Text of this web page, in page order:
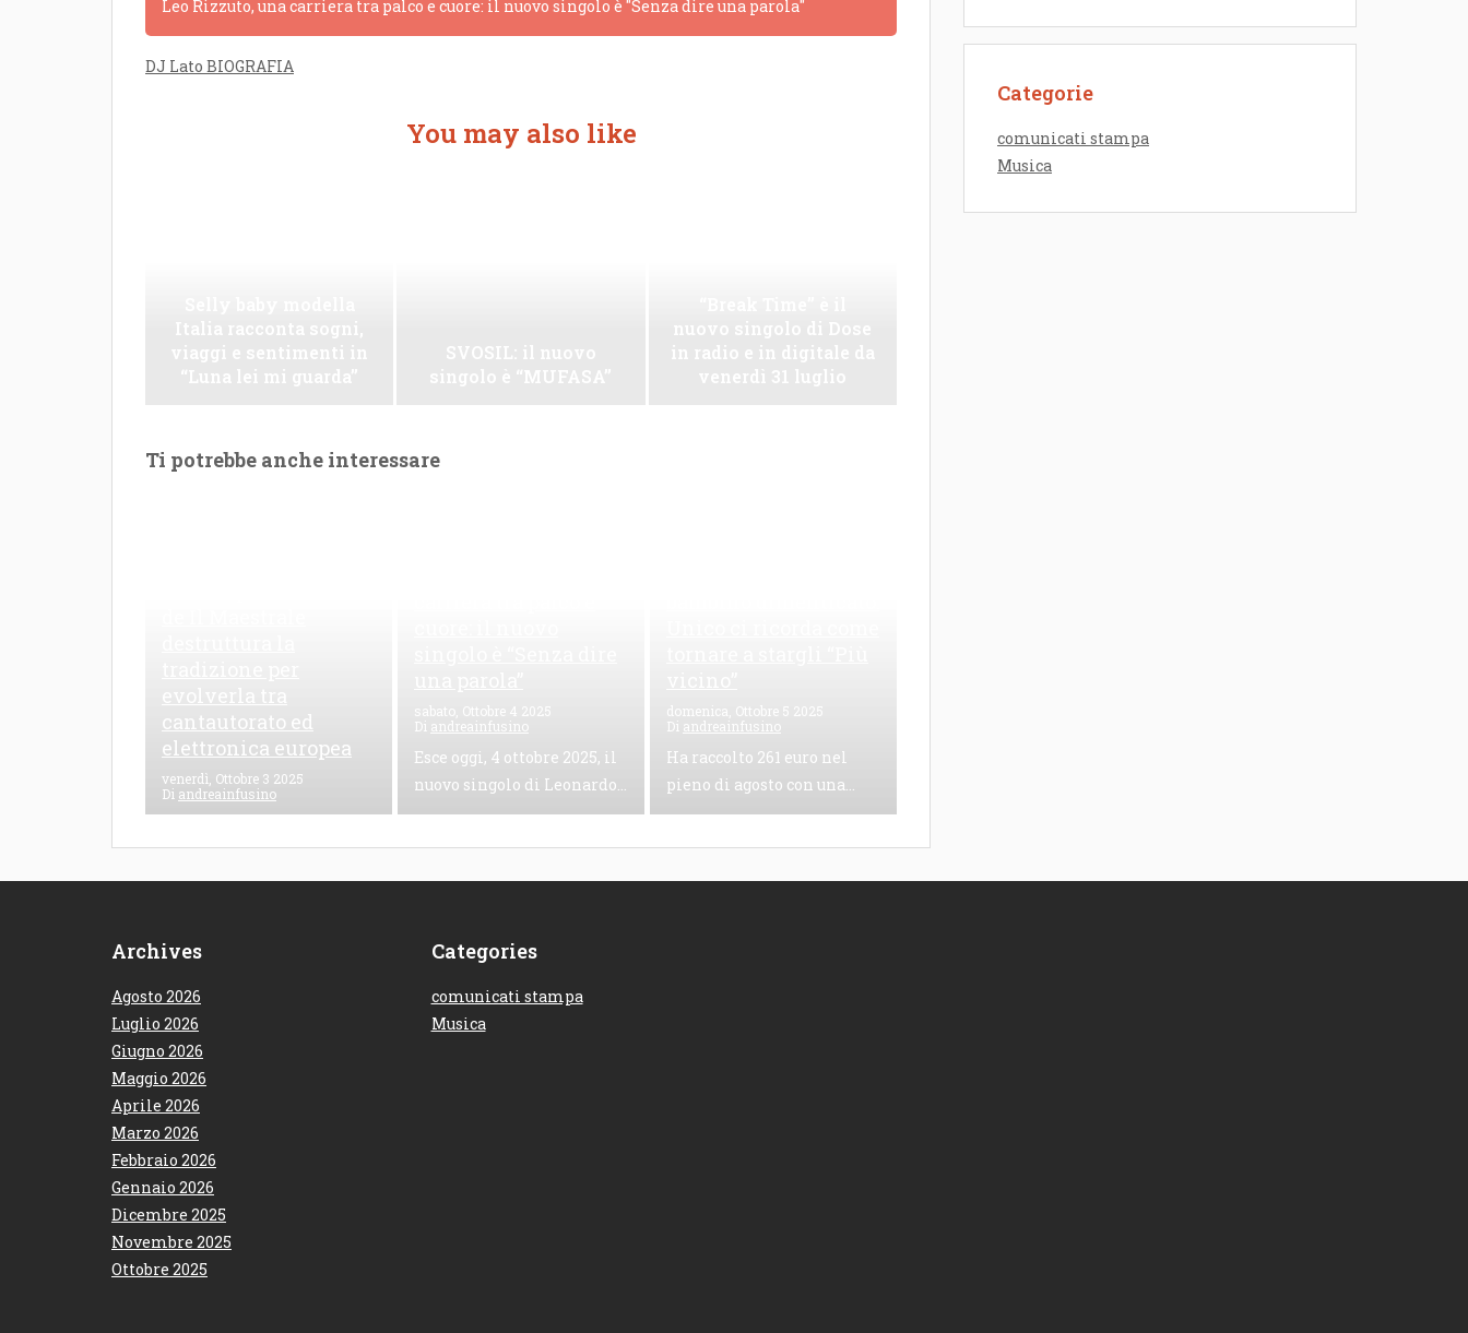
Leo Rizzuto, una carriera tra palco e cuore: il nuovo singolo è "Senza dire una parola"
DJ Lato BIOGRAFIA
You may also like
Ti potrebbe anche interessare
cantautorato ed
elettronica europea
venerdì, Ottobre 3 2025
Di andreainfusino
de Il Maestrale, un mix
sonoro...
sabato, Ottobre 4 2025
Di andreainfusino
Esce oggi, 4 ottobre 2025, il
nuovo singolo di Leonardo...
domenica, Ottobre 5 2025
Di andreainfusino
Ha raccolto 261 euro nel
pieno di agosto con una...
Categorie
comunicati stampa
Musica
Archives
Agosto 2026
Luglio 2026
Giugno 2026
Maggio 2026
Aprile 2026
Marzo 2026
Febbraio 2026
Gennaio 2026
Dicembre 2025
Novembre 2025
Ottobre 2025
Categories
comunicati stampa
Musica